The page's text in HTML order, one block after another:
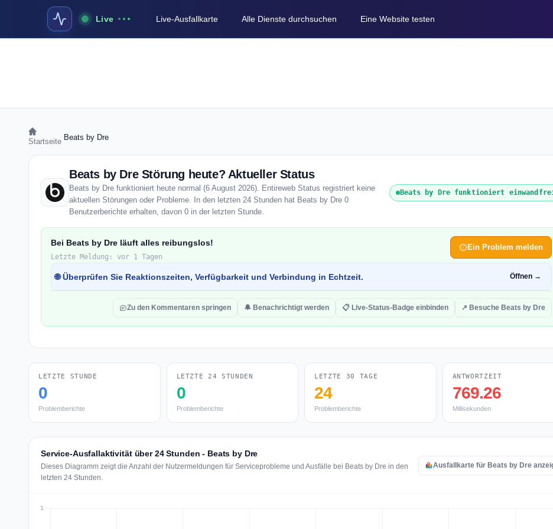
Live Live-Ausfallkarte Alle Dienste durchsuchen Eine Website testen
Startseite Beats by Dre
Beats by Dre Störung heute? Aktueller Status
Beats by Dre funktioniert heute normal (6 August 2026). Entireweb Status registriert keine
aktuellen Störungen oder Probleme. In den letzten 24 Stunden hat Beats by Dre 0
Benutzerberichte erhalten, davon 0 in der letzten Stunde.
Beats by Dre funktioniert
Bei Beats by Dre läuft alles reibungslos!
Letzte Meldung: vor 1 Tagen
Ein Problem melden
🌐 Überprüfen Sie Reaktionszeiten, Verfügbarkeit und Verbindung in Echtzeit. Öffnen →
Zu den Kommentaren springen 🔔 Benachrichtigt werden 📋 Live-Status-Badge einbinden ↗ Besuche Beats by Dre
LETZTE STUNDE
0
Problemberichte
LETZTE 24 STUNDEN
0
Problemberichte
LETZTE 30 TAGE
24
Problemberichte
ANTWORTZEIT
769.26
Millisekunden
Service-Ausfallaktivität über 24 Stunden - Beats by Dre
Dieses Diagramm zeigt die Anzahl der Nutzermeldungen für Serviceprobleme und Ausfälle bei Beats by Dre in den
letzten 24 Stunden.
Ausfallkarte für Beats by Dre